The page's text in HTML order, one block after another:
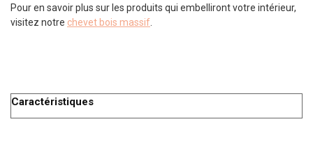
Pour en savoir plus sur les produits qui embelliront votre intérieur,
visitez notre chevet bois massif
Caractéristiques